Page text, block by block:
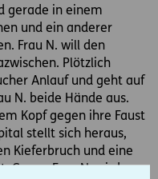
gerade in einem
und ein anderer
Frau N. will den
Plötzlich
Anlauf und geht auf
N. beide Hände aus.
Kopf gegen ihre Faust
stellt sich heraus,
Kieferbruch und eine
Gegen Frau N. wird